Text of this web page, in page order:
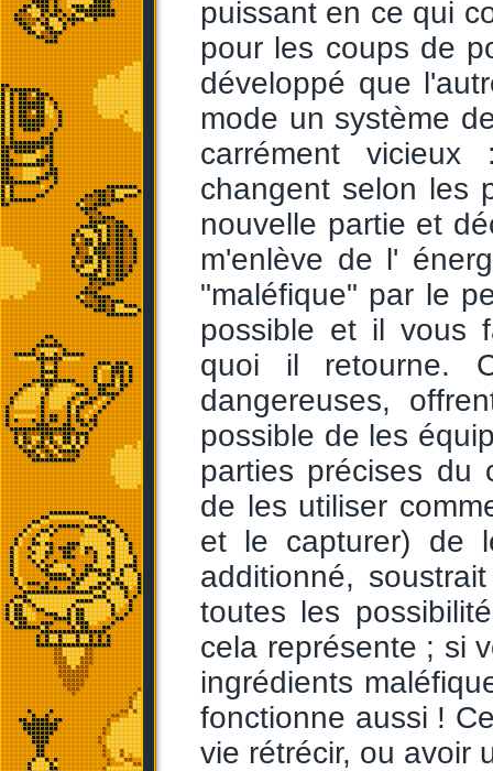
puissant en ce qui
pour les coups de
développé que
mode un système
carrément
changent selon les
nouvelle partie et
m'enlève de l'
"maléfique" par le
possible et il vous
quoi il retourne.
dangereuses,
possible de les
parties précises du
de les utiliser
et le capturer) de
additionné,
toutes les
cela représente ; si
ingrédients
fonctionne aussi !
vie rétrécir, ou avoir